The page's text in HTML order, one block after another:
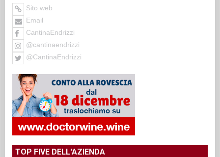
Sito web
Email
CantinaEndrizzi
@cantinaendrizzi
@CantinaEndrizzi
TOP FIVE DELL'AZIENDA